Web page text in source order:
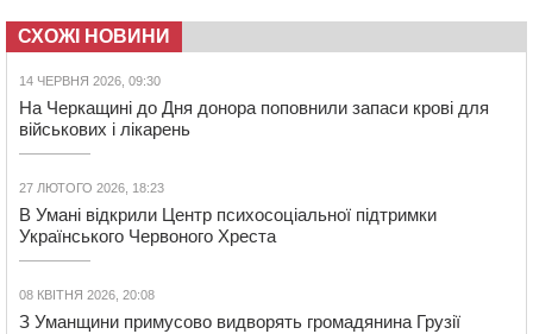
СХОЖІ НОВИНИ
14 ЧЕРВНЯ 2026, 09:30
На Черкащині до Дня донора поповнили запаси крові для
військових і лікарень
27 ЛЮТОГО 2026, 18:23
В Умані відкрили Центр психосоціальної підтримки
Українського Червоного Хреста
08 КВІТНЯ 2026, 20:08
З Уманщини примусово видворять громадянина Грузії